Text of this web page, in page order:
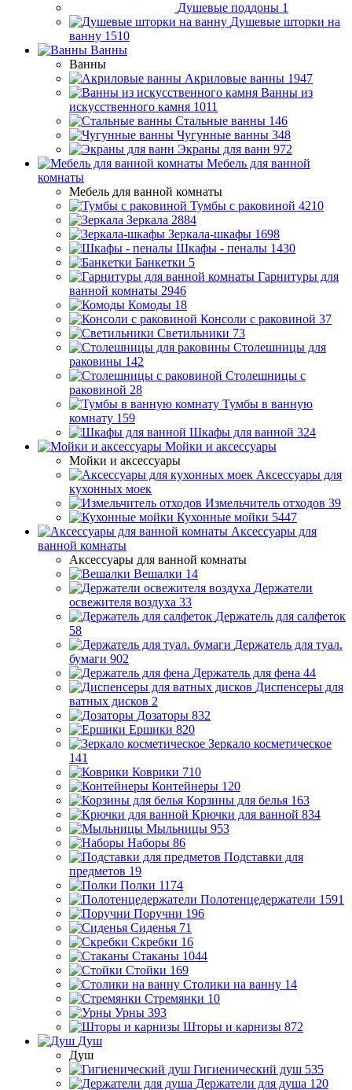
Душевые поддоны 1
Душевые шторки на
ванну 1510
Ванны
Ванны
Акриловые ванны 1947
Ванны из
искусственного камня 1011
Стальные ванны 146
Чугунные ванны 348
Экраны для ванн 972
Мебель для ванной
комнаты
Мебель для ванной комнаты
Тумбы с раковиной 4210
Зеркала 2884
Зеркала-шкафы 1698
Шкафы - пеналы 1430
Банкетки 5
Гарнитуры для
ванной комнаты 2946
Комоды 18
Консоли с раковиной 37
Светильники 73
Столешницы для
раковины 142
Столешницы с
раковиной 28
Тумбы в ванную
комнату 159
Шкафы для ванной 324
Мойки и аксессуары
Мойки и аксессуары
Аксессуары для
кухонных моек
Измельчитель отходов 39
Кухонные мойки 5447
Аксессуары для
ванной комнаты
Аксессуары для ванной комнаты
Вешалки 14
Держатели
освежителя воздуха 33
Держатель для салфеток
58
Держатель для туал.
бумаги 902
Держатель для фена 44
Диспенсеры для
ватных дисков 2
Дозаторы 832
Ершики 820
Зеркало косметическое
141
Коврики 710
Контейнеры 120
Корзины для белья 163
Крючки для ванной 834
Мыльницы 953
Наборы 86
Подставки для
предметов 19
Полки 1174
Полотенцедержатели 1591
Поручни 196
Сиденья 71
Скребки 16
Стаканы 1044
Стойки 169
Столики на ванну 14
Стремянки 10
Урны 393
Шторы и карнизы 872
Душ
Душ
Гигиенический душ 535
Держатели для душа 120